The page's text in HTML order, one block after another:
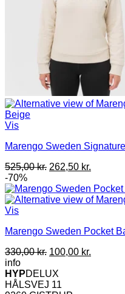
Vis
Marengo Sweden
525,00kr. Den
pris
var:
262,50 kr.
pris
er:
-70%
Vis
Marengo Sweden Pocket
330,00kr. Den
pris
var:
100,00 kr.
info
HYPDELUX
HÅLSVEJ 11